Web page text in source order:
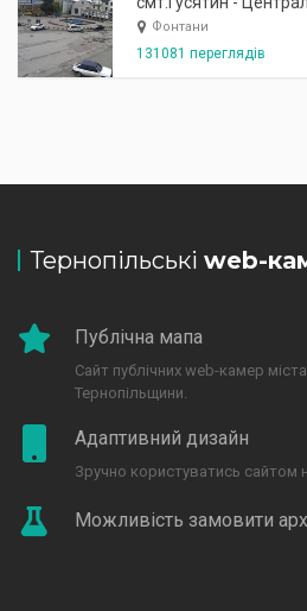
Фонтани
131081 переглядів
Тернопільські web-
Публічна мапа
Сайт публічних web-камер
Тернопільщини.
Адаптивний дизайн
Зручно користуватись сайтом
Можливість замовити